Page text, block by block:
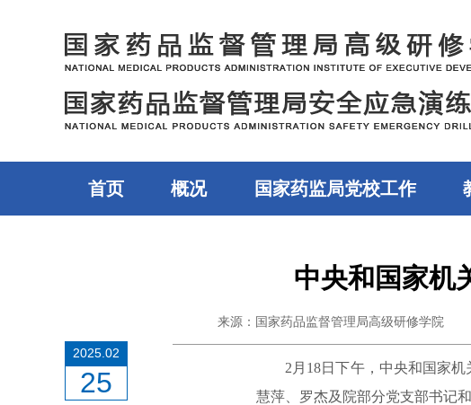
首页 概况 国家药监局党校工作
2025.02
25
中央和国家机
来源：国家药品监督管理局高级研修学院
2 月 18日下午，中央和国家
慧萍、罗杰及院部分党支部书记